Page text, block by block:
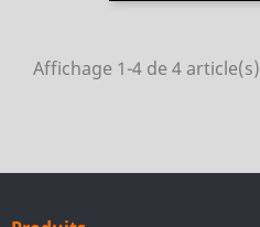
Affichage 1-4 de 4 article(s)